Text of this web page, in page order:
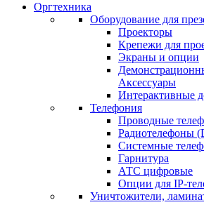
Оргтехника
Оборудование для
Проекторы
Крепежи для
Экраны и опции
Аксессуары
Интерактивные
Телефония
Проводные
Радиотелефоны
Системные
Гарнитура
АТС цифровые
Опции для IP-
Уничтожители,